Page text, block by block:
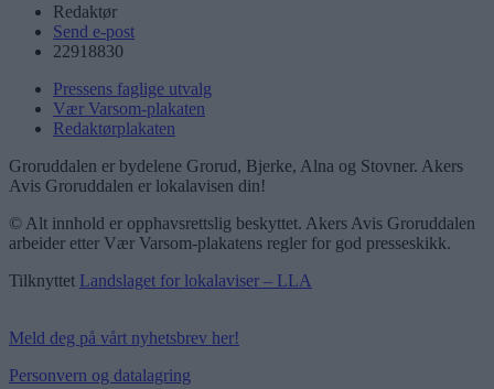
Redaktør
Send e-post
22918830
Pressens faglige utvalg
Vær Varsom-plakaten
Redaktørplakaten
Groruddalen er bydelene Grorud, Bjerke, Alna og Stovner. Akers
Avis Groruddalen er lokalavisen din!
© Alt innhold er opphavsrettslig beskyttet. Akers Avis Groruddalen
arbeider etter Vær Varsom-plakatens regler for god presseskikk.
Tilknyttet Landslaget for lokalaviser – LLA
Meld deg på vårt nyhetsbrev her!
Personvern og datalagring